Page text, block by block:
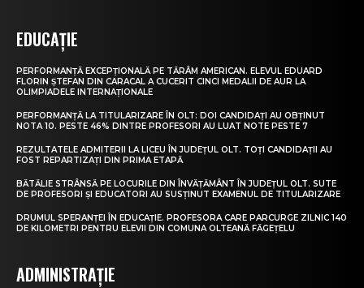
EDUCAȚIE
PERFORMANȚĂ EXCEPȚIONALĂ PE TĂRÂM AMERICAN. ELEVUL EDUARD
FLORIN ȘTEFAN DIN CARACAL A CUCERIT CINCI MEDALII DE AUR LA
OLIMPIADELE INTERNAȚIONALE
PERFORMANȚĂ LA TITULARIZARE ÎN OLT: DOI CANDIDAȚI AU OBȚINUT
NOTA 10. PESTE 46% DINTRE PROFESORI AU LUAT NOTE PESTE 7
REZULTATELE ADMITERII LA LICEU ÎN JUDEȚUL OLT. TOȚI CANDIDAȚII AU
FOST REPARTIZAȚI DIN PRIMA ETAPĂ
BĂTĂLIE STRÂNSĂ PE LOCURILE DIN ÎNVĂȚĂMÂNT ÎN JUDEȚUL OLT. SUTE
DE PROFESORI ȘI EDUCATORI AU SUSȚINUT EXAMENUL DE TITULARIZARE
DRUMUL SPERANȚEI ÎN EDUCAȚIE. PROFESORA CARE PARCURGE ZILNIC 140
DE KILOMETRI PENTRU ELEVII DIN COMUNA OLTEANĂ FĂGEȚELU
ADMINISTRAȚIE